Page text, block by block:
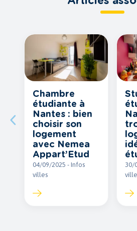
Chambre
étudiante à
Nantes : bien
choisir son
logement
avec Nemea
Appart’Etud
04/09/2025 - Infos
villes
30/